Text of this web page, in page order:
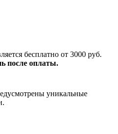
бесплатно от 3000 руб.
после оплаты.
уникальные